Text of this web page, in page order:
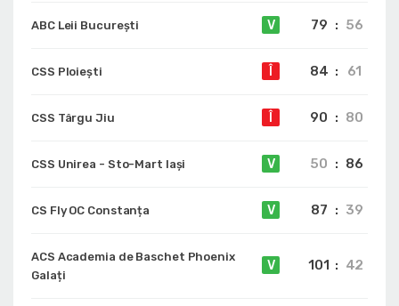
ABC Leii București V 79 : 56
CSS Ploiești 84 : 61
CSS Târgu Jiu 90 : 80
CSS Unirea - Sto-Mart Iași V 50 : 86
CS Fly OC Constanța V 87 : 39
ACS Academia de Baschet Phoenix
Galați
V 101 : 42